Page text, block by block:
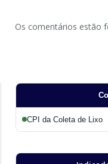
Os comentários estão
CPI da Coleta de Lixo